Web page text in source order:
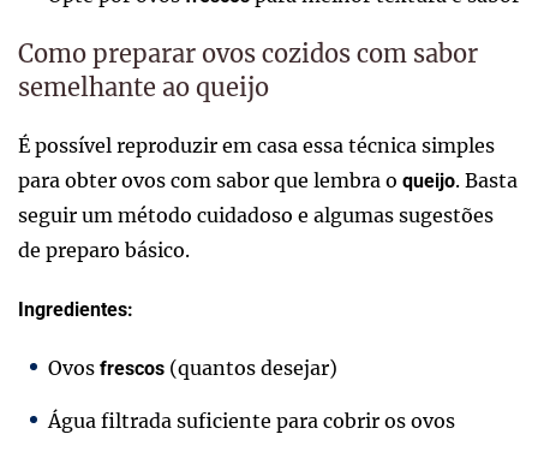
Como preparar ovos cozidos com sabor
semelhante ao queijo
É possível reproduzir em casa essa técnica simples
para obter ovos com sabor que lembra o queijo. Basta
seguir um método cuidadoso e algumas sugestões
de preparo básico.
Ingredientes:
Ovos frescos (quantos desejar)
Água filtrada suficiente para cobrir os ovos